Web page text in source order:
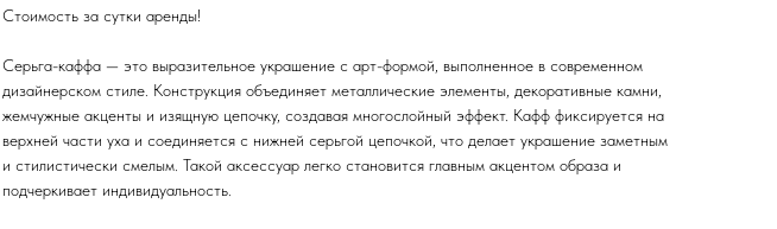
Стоимость за сутки аренды!
Серьга-каффа — это выразительное украшение с арт-формой, выполненное в современном
дизайнерском стиле. Конструкция объединяет металлические элементы, декоративные камни,
жемчужные акценты и изящную цепочку, создавая многослойный эффект. Кафф фиксируется на
верхней части уха и соединяется с нижней серьгой цепочкой, что делает украшение заметным
и стилистически смелым. Такой аксессуар легко становится главным акцентом образа и
подчеркивает индивидуальность.